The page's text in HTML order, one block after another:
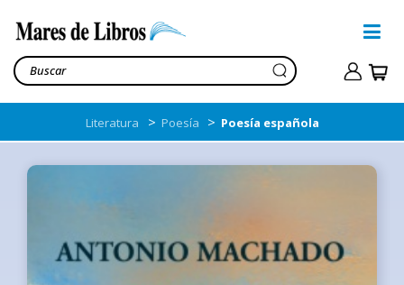
Literatura > Poesía > Poesía española